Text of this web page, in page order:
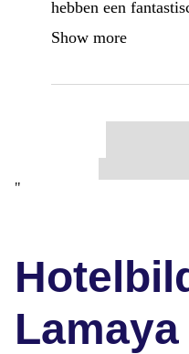
hebben een
Show more
"
Lamaya